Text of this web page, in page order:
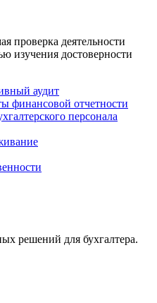
проверка деятельности
изучения достоверности
аудит
финансовой отчетности
персонала
решений для бухгалтера.